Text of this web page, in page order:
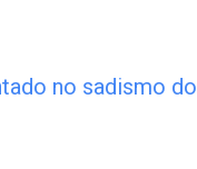
no sadismo do